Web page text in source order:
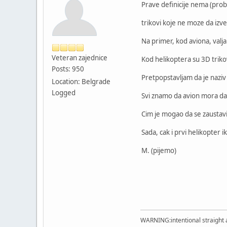
Veteran zajednice
Posts: 950
Location: Belgrade
Logged
Prave definicije nema
trikovi koje ne moze da
Na primer, kod aviona,
Kod helikoptera su 3D
Pretpopstavljam da je
Svi znamo da avion mora
Cim je mogao da se
Sada, cak i prvi helikopter
M. (pijemo)
WARNING:intentional